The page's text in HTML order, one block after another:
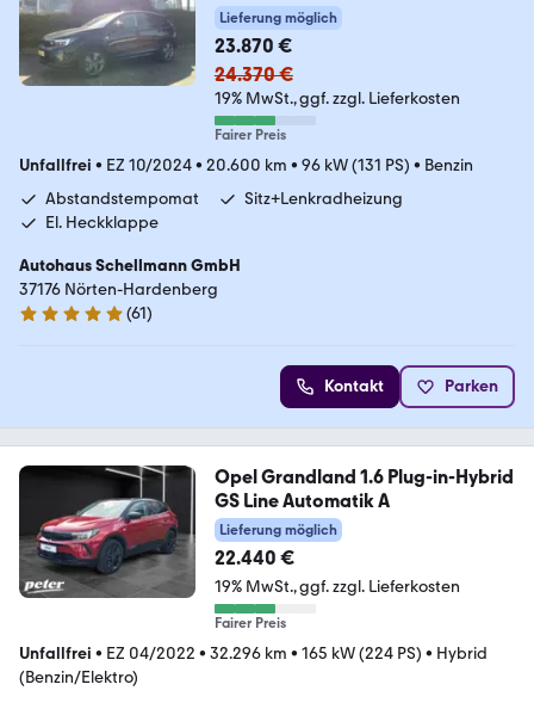
Lieferung möglich
23.870 €
24.370 €
19% MwSt. ggf. zzgl. Lieferkosten
Fairer Preis
Unfallfrei • EZ 10/2024• 20.600 km • 96 kW (131 PS) • Benzin
Abstandstempomat
Sitz+Lenkradheizung
El. Heckklappe
Autohaus Schellmann GmbH
37176 Nörten-Hardenberg
5 Sterne
(61)
Kontakt Parken
Opel Grandland 1.6 Plug-in-Hybrid
GS Line Automatik A
Lieferung möglich
22.440 €
19% MwSt. ggf. zzgl. Lieferkosten
Fairer Preis
Unfallfrei • EZ 04/2022 • 32.296 km • 165 kW (224 PS) • Hybrid
(Benzin/Elektro)